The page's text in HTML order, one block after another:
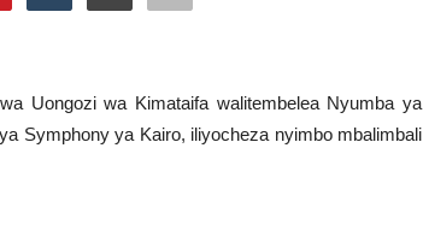
Uongozi wa Kimataifa walitembelea Nyumba ya
Symphony ya Kairo, iliyocheza nyimbo mbalimbali